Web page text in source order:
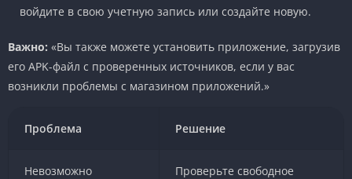
войдите в свою учетную запись или создайте новую.
Важно: «Вы также можете установить приложение, загрузив
его APK-файл с проверенных источников, если у вас
возникли проблемы с магазином приложений.»
Проблема Решение
Невозможно
Проверьте свободное